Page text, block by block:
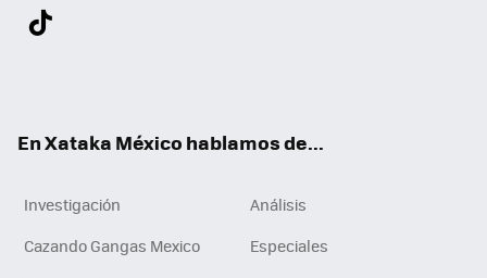
En Xataka México hablamos de...
Investigación
Análisis
Cazando Gangas Mexico
Especiales